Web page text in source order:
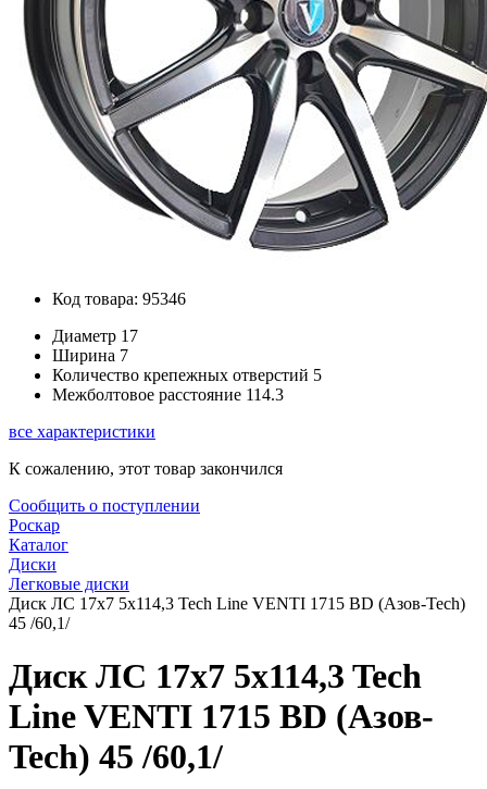
Код товара: 95346
Диаметр 17
Ширина 7
Количество крепежных отверстий 5
Межболтовое расстояние 114.3
все характеристики
К сожалению, этот товар закончился
Сообщить о поступлении
Роскар
Каталог
Диски
Легковые диски
Диск ЛС 17x7 5x114,3 Tech Line VENTI 1715 BD (Азов-Tech)
45 /60,1/
Диск ЛС 17x7 5x114,3 Tech
Line VENTI 1715 BD (Азов-
Tech) 45 /60,1/